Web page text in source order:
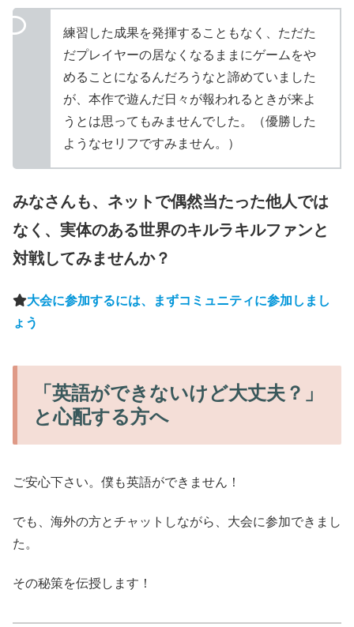
練習した成果を発揮することもなく、ただた
だプレイヤーの居なくなるままにゲームをや
めることになるんだろうなと諦めていました
が、本作で遊んだ日々が報われるときが来よ
うとは思ってもみませんでした。（優勝した
ようなセリフですみません。）
みなさんも、ネットで偶然当たった他人では
なく、実体のある世界のキルラキルファンと
対戦してみませんか？
大会に参加するには、まずコミュニティに参加しまし
ょう
「英語ができないけど大丈夫？」
と心配する方へ
ご安心下さい。僕も英語ができません！
でも、海外の方とチャットしながら、大会に参加できまし
た。
その秘策を伝授します！